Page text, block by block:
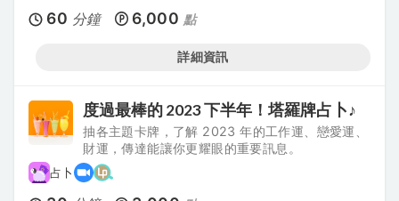
60 分鐘 6,000 點
詳細資訊
度過最棒的 2023 下半年！塔羅牌占卜♪
抽各主題卡牌，了解 2023 年的工作運、戀愛運、
財運，傳達能讓你更耀眼的重要訊息。
占卜